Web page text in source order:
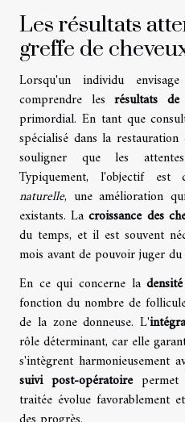
Les résultats
greffe de
Lorsqu'un individu
comprendre les résultats
primordial. En tant que
spécialisé dans la
souligner que les
Typiquement, l'objectif est
naturelle, une amélioration
existants. Lacroissance des
du temps, et il est souvent
mois avant de pouvoir juger
En ce qui concerne la
fonction du nombre de
de la zone donneuse. L'
rôle déterminant, car elle
s'intègrent harmonieusement
suivi post-opératoirepermet
traitée évolue favorablement